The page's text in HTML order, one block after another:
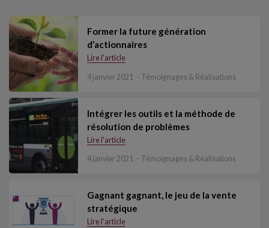
Former la future génération
d’actionnaires
Lire l'article
4 janvier 2021 Témoignages & Réalisations
Intégrer les outils et la méthode de
résolution de problèmes
Lire l'article
4 janvier 2021 Témoignages & Réalisations
Gagnant gagnant, le jeu de la vente
stratégique
Lire l'article